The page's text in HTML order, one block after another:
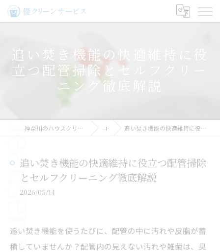
追い焚き機能の快適維持に役
立つ配管掃除とセルフクリー
ニング徹底解説
神奈川のハウスクリーニングなら優クリーンサービス コラム 追い焚き機能の快適維持に役立つ配管掃除とセルフクリーニング徹底解説
追い焚き機能の快適維持に役立つ配管掃除
とセルフクリーニング徹底解説
2026/05/14
追い焚き機能を使うたびに、配管の中に汚れや皮脂が蓄
積していませんか？配管内の見えない汚れや雑菌は、臭